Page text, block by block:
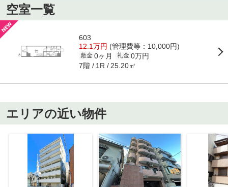
空室一覧
603
12.1万円 (管理費等：10,000円)
敷金 0ヶ月 礼金 0万円
7階 1R 25.20㎡
エリアの近い物件